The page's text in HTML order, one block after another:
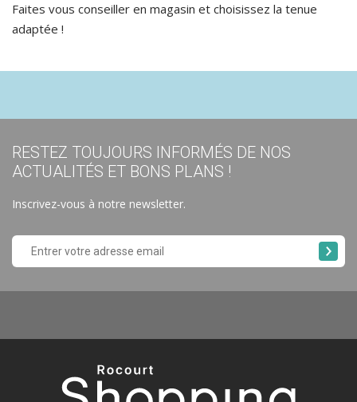
Faites vous conseiller en magasin et choisissez la tenue
adaptée !
RESTEZ TOUJOURS INFORMÉS DE NOS
ACTUALITÉS ET BONS PLANS !
Inscrivez-vous à notre newsletter.